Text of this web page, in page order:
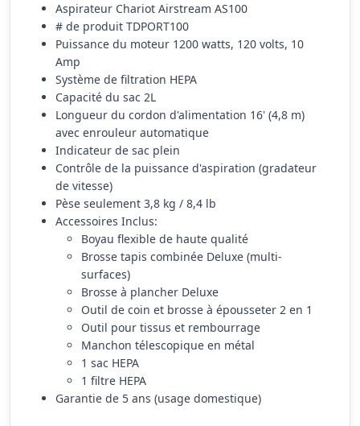
Aspirateur Chariot Airstream AS100
# de produit TDPORT100
Puissance du moteur 1200 watts, 120 volts, 10
Amp
Système de filtration HEPA
Capacité du sac 2L
Longueur du cordon d'alimentation 16' (4,8 m)
avec enrouleur automatique
Indicateur de sac plein
Contrôle de la puissance d'aspiration (gradateur
de vitesse)
Pèse seulement 3,8 kg / 8,4 lb
Accessoires Inclus:
Boyau flexible de haute qualité
Brosse tapis combinée Deluxe (multi-
surfaces)
Brosse à plancher Deluxe
Outil de coin et brosse à épousseter 2 en 1
Outil pour tissus et rembourrage
Manchon télescopique en métal
1 sac HEPA
1 filtre HEPA
Garantie de 5 ans (usage domestique)